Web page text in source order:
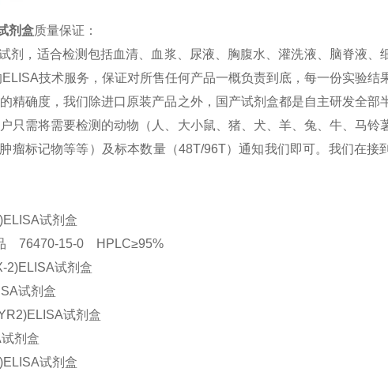
剂盒质量保证：
剂，适合检测包括血清、血浆、尿液、胸腹水、灌洗液、脑脊液、
技术服务，保证对所售任何产品一概负责到底，每一份实验结
精确度，我们除进口原装产品之外，国产试剂盒都是自主研发全部
只需将需要检测的动物（人、大小鼠、猪、犬、羊、兔、牛、马铃
瘤标记物等等）及标本数量（48T/96T）通知我们即可。我们在接
试剂盒
76470-15-0 HPLC≥95%
2)ELISA试剂盒
试剂盒
试剂盒
试剂盒
试剂盒